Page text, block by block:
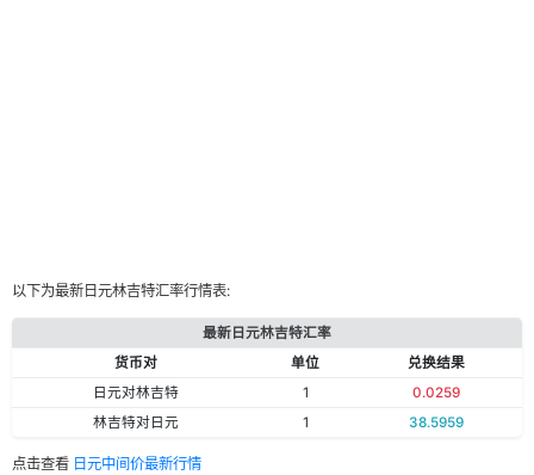
以下为最新日元林吉特汇率行情表:
最新日元林吉特汇率
货币对
单位
兑换结果
日元对林吉特
1
0.0259
林吉特对日元
1 38.5959
点击查看 日元中间价最新行情